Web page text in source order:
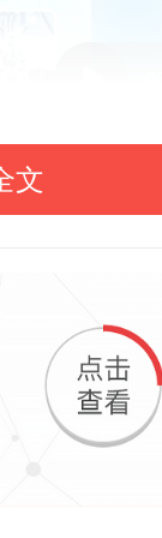
的“底
类电子
维加斯
文